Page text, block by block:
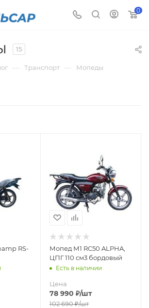
0
15
— Транспорт — Мопеды
RS-
Мопед М1 RC50 ALPHA,
ЦПГ 110 см3 бордовый
Есть в наличии
Цена
78 990 ₽/шт
102 690₽/шт